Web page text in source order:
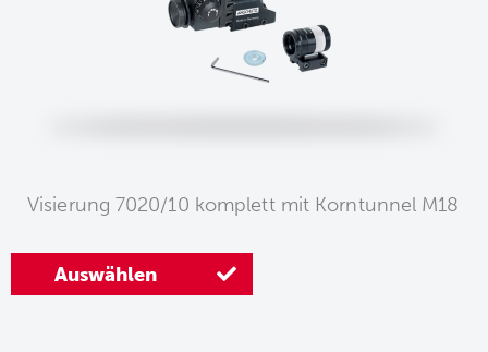
Visierung 7020/10 komplett mit Korntunnel M18
Auswählen